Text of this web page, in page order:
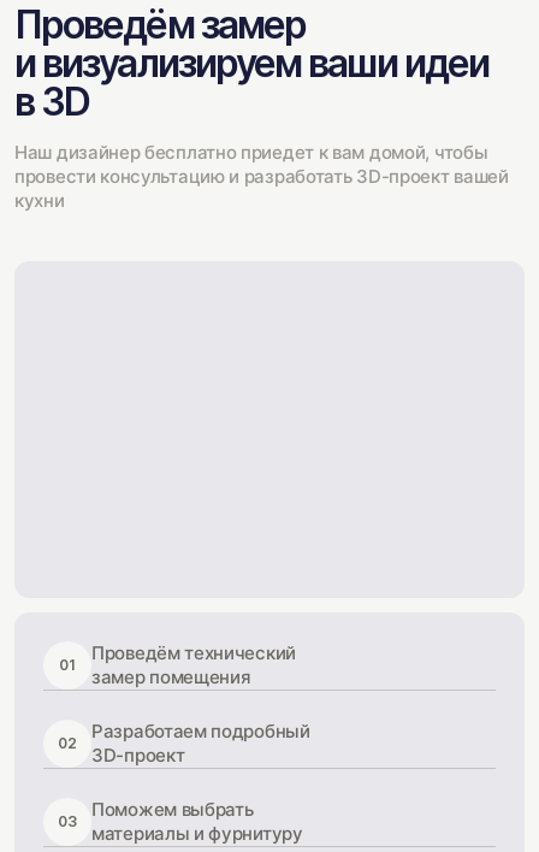
Проведём замер
и визуализируем ваши идеи
в 3D
Наш дизайнер бесплатно приедет к вам домой, чтобы
провести консультацию и разработать 3D-проект вашей
кухни
01
Проведём технический
замер помещения
02
Разработаем подробный
3D-проект
03
Поможем выбрать
материалы и фурнитуру